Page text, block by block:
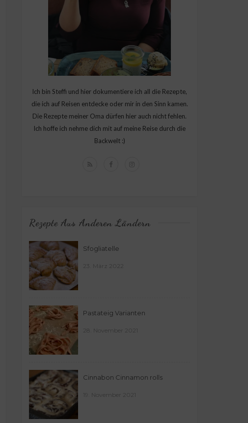
Ich bin Steffi und hier dokumentiere ich all die Rezepte,
die ich auf Reisen entdecke oder mir in den Sinn kamen.
Die Rezepte meiner Oma dürfen hier auch nicht fehlen.
Ich hoffe ich nehme dich mit auf meine Reise durch die
Backwelt :)
Rezepte Aus Anderen Ländern
Sfogliatelle
23. März 2022
Pastateig Varianten
28. November 2021
Cinnabon Cinnamon rolls
19. November 2021